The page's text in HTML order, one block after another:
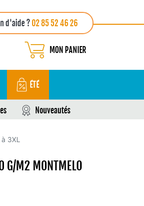
d'aide ?02 85 52 46 26
MON PANIER
ÉTÉ
Nouveautés
3XL
G/M2 MONTMELO